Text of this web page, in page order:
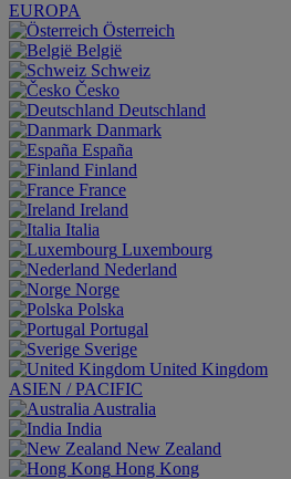
EUROPA
Österreich
België
Schweiz
Česko
Deutschland
Danmark
España
Finland
France
Ireland
Italia
Luxembourg
Nederland
Norge
Polska
Portugal
Sverige
United Kingdom
ASIEN / PACIFIC
Australia
India
New Zealand
Hong Kong